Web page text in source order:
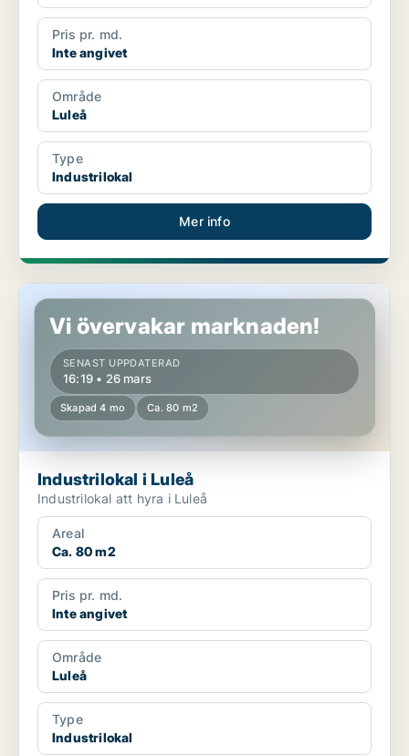
Pris pr. md.
Inte angivet
Område
Luleå
Type
Industrilokal
Mer info
Industrilokal i Luleå
Vi övervakar marknaden!
SENAST UPPDATERAD
16:19 • 26 mars
Skapad 4 mo Ca. 80 m2
Industrilokal i Luleå
Industrilokal att hyra i Luleå
Areal
Ca. 80 m2
Pris pr. md.
Inte angivet
Område
Luleå
Type
Industrilokal